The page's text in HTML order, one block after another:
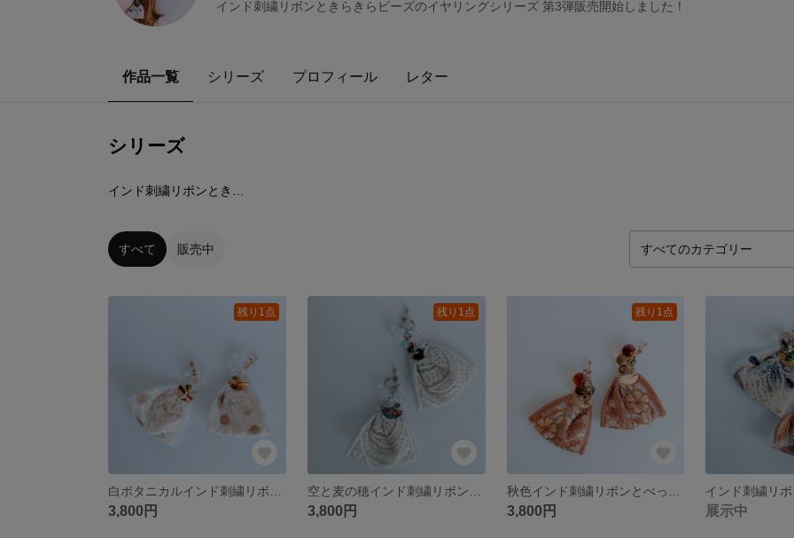
インド刺繍リボンときらきらビーズのイヤリングシリーズ 第3弾販売開始しました！
作品一覧 シリーズ プロフィール レター
シリーズ
すべて 販売中
残り1点
3,800円
残り1点
3,800円
残り1点
3,800円 展示中